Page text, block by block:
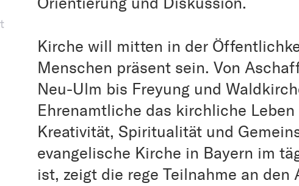
Kirche will mitten in der
Menschen präsent sein. Von
Neu-Ulm bis Freyung und
Ehrenamtliche das kirchliche Leben
Kreativität, Spiritualität und
evangelische Kirche in Bayern im
ist, zeigt die rege Teilnahme an